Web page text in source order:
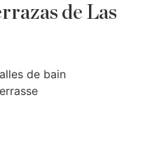
de Las
de bain